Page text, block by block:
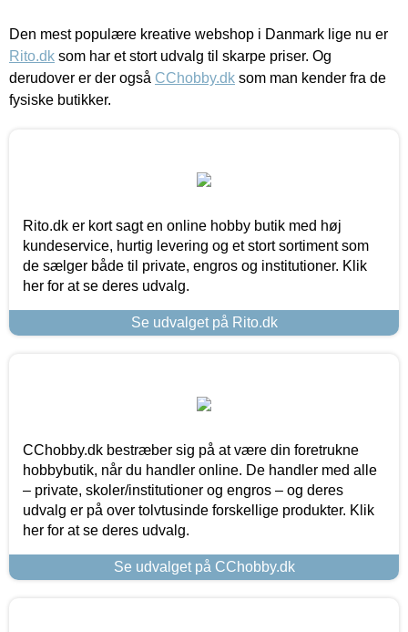
Den mest populære kreative webshop i Danmark lige nu er
Rito.dk som har et stort udvalg til skarpe priser. Og
derudover er der også CChobby.dk som man kender fra de
fysiske butikker.
Rito.dk er kort sagt en online hobby butik med høj
kundeservice, hurtig levering og et stort sortiment som
de sælger både til private, engros og institutioner. Klik
her for at se deres udvalg.
Se udvalget på Rito.dk
CChobby.dk bestræber sig på at være din foretrukne
hobbybutik, når du handler online. De handler med alle
– private, skoler/institutioner og engros – og deres
udvalg er på over tolvtusinde forskellige produkter. Klik
her for at se deres udvalg.
Se udvalget på CChobby.dk